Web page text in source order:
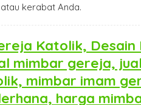
kerabat Anda.
Katolik,
mimbar gereja,
mimbar imam
harga